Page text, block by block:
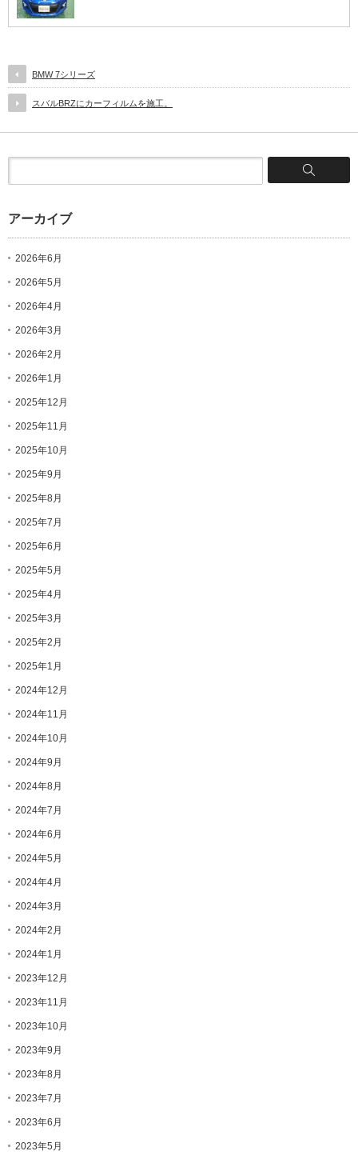
BMW 7シリーズ
スバルBRZにカーフィルムを施工。
アーカイブ
2026年6月
2026年5月
2026年4月
2026年3月
2026年2月
2026年1月
2025年12月
2025年11月
2025年10月
2025年9月
2025年8月
2025年7月
2025年6月
2025年5月
2025年4月
2025年3月
2025年2月
2025年1月
2024年12月
2024年11月
2024年10月
2024年9月
2024年8月
2024年7月
2024年6月
2024年5月
2024年4月
2024年3月
2024年2月
2024年1月
2023年12月
2023年11月
2023年10月
2023年9月
2023年8月
2023年7月
2023年6月
2023年5月